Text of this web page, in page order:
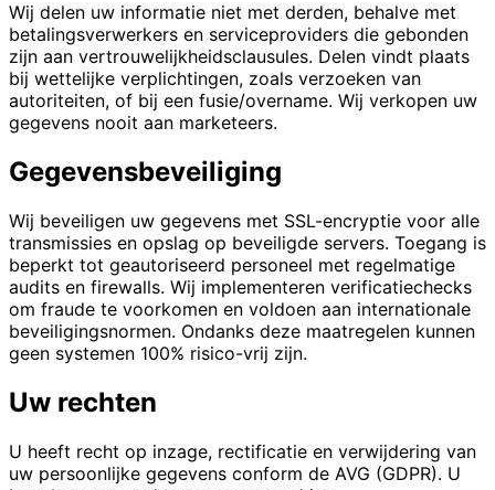
Wij delen uw informatie niet met derden, behalve met
betalingsverwerkers en serviceproviders die gebonden
zijn aan vertrouwelijkheidsclausules. Delen vindt plaats
bij wettelijke verplichtingen, zoals verzoeken van
autoriteiten, of bij een fusie/overname. Wij verkopen uw
gegevens nooit aan marketeers.
Gegevensbeveiliging
Wij beveiligen uw gegevens met SSL-encryptie voor alle
transmissies en opslag op beveiligde servers. Toegang is
beperkt tot geautoriseerd personeel met regelmatige
audits en firewalls. Wij implementeren verificatiechecks
om fraude te voorkomen en voldoen aan internationale
beveiligingsnormen. Ondanks deze maatregelen kunnen
geen systemen 100% risico-vrij zijn.
Uw rechten
U heeft recht op inzage, rectificatie en verwijdering van
uw persoonlijke gegevens conform de AVG (GDPR). U